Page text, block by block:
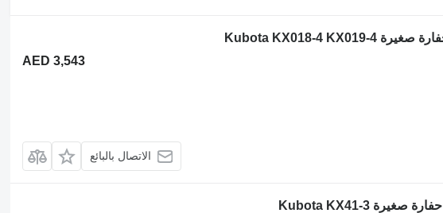
AED 3,543
الاتصال بالبائع